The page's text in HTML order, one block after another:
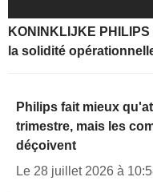
KONINKLIJKE
la solidité
Philips fait mieux
trimestre, mais les
déçoivent
Le 28 juillet 2026 à